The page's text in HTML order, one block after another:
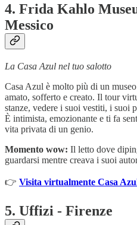
4. Frida Kahlo
Messico
La Casa Azul nel tuo salotto
Casa Azul è molto più di un
amato, sofferto e creato. Il tour
stanze, vedere i suoi vestiti, i suoi
È intimista, emozionante e ti fa
vita privata di un genio.
Momento wow: Il letto dove
guardarsi mentre creava i suoi
👉 Visita virtualmente Casa
5. Uffizi - Firenze